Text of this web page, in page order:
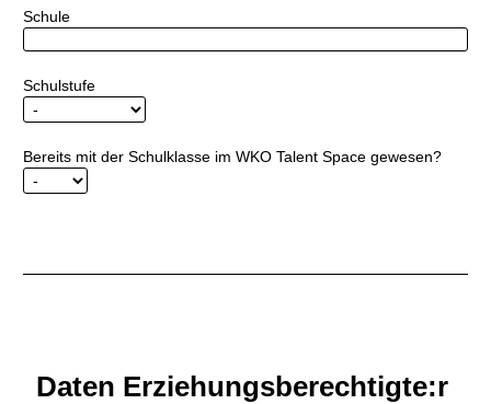
Schule
Schulstufe
Bereits mit der Schulklasse im WKO Talent Space gewesen?
Daten Erziehungsberechtigte:r